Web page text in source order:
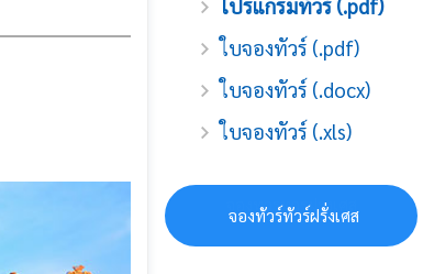
โปรแกรมทัวร์ (.pdf)
ใบจองทัวร์ (.pdf)
ใบจองทัวร์ (.docx)
ใบจองทัวร์ (.xls)
ทว รทว รฝรง
จองทัวร์ทัวร์ฝรั่งเศส